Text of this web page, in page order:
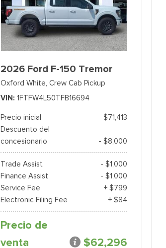
2026 Ford F-150 Tremor
Oxford White, Crew Cab Pickup
VIN 1FTFW4L50TFB16694
Precio inicial
$71,413
Descuento del
concesionario
- $8,000
Trade Assist
- $1,000
Finance Assist
- $1,000
Service Fee
+ $799
Electronic Filing Fee
+ $84
Precio de
venta
$62,296